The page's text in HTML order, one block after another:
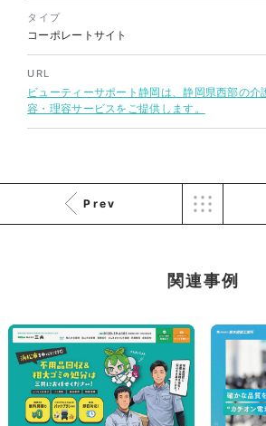
株式会
株式会社三共様 さんきょちゃ
んぬいぐるみ
イラスト・キャラクター
株式会社三共様 ドリップコー
ヒーパッケージ
ノベルティ
#産業廃棄物処理業
#イラスト
#エコ・環境
タイプ
コーポレートサイト
URL
ビューティーサポート静岡は、静岡県西部の介
容・理容サービスをご提供します。
Prev
関連事例